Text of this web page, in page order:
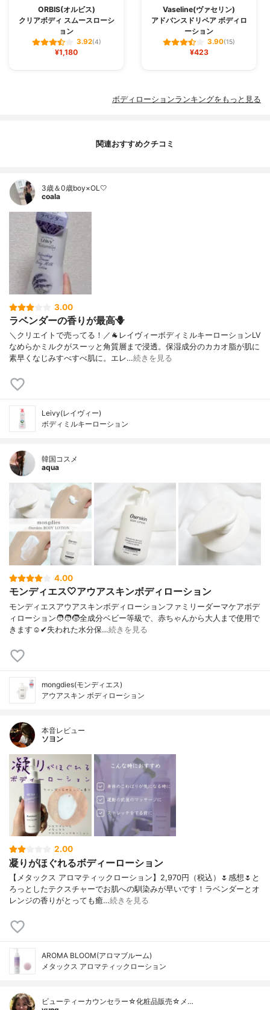
ORBIS(オルビス)
クリアボディ スムースローシ
ョン
3.92(4)
¥1,180
Vaseline(ヴァセリン)
アドバンスドリペア ボディロ
ーション
3.90(15)
¥423
ボディローションランキングをもっと見る
関連おすすめクチコミ
3歳＆0歳boy×OL🤍
coala
3.00
ラベンダーの香りが最高🪻
＼クリエイトで売ってる！／🐐レイヴィーボディミルキーローションLV
なめらかミルクがスーッと角質層まで浸透。保湿成分のカカオ脂が肌に
素早くなじみすべすべ肌に。エレ…続きを見る
Leivy(レイヴィー)
ボディミルキーローション
韓国コスメ
aqua
4.00
モンディエス🤍アウアスキンボディローション
モンディエスアウアスキンボディローションファミリーダーマケアボデ
ィローション🧑‍🧑‍🧒全成分ベビー等級で、赤ちゃんから大人まで使用で
きます☺️✔︎失われた水分保…続きを見る
mongdies(モンディエス)
アウアスキン ボディローション
本音レビュー
ソヨン
2.00
凝りがほぐれるボディーローション
【メタックス アロマティックローション】2,970円（税込）🌷感想🌷と
ろっとしたテクスチャーでお肌への馴染みが早いです！ラベンダーとオ
レンジの香りがとっても癒…続きを見る
AROMA BLOOM(アロマブルーム)
メタックス アロマティックローション
ビューティーカウンセラー☆化粧品販売☆メ…